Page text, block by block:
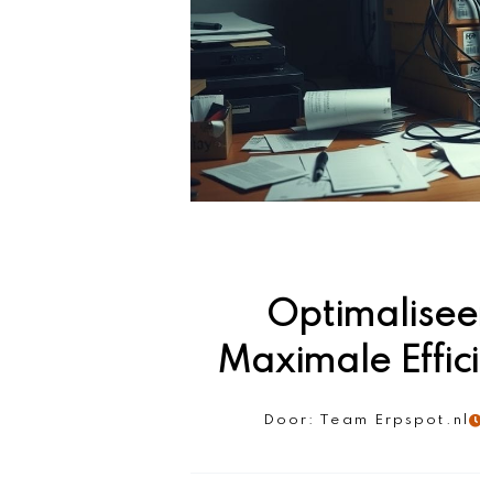
Maximale
Door: Team Erpspot.nl